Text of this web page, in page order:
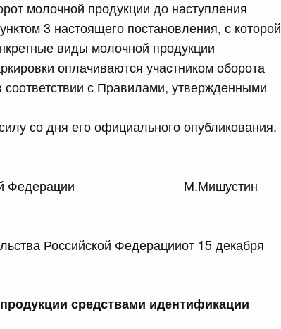
молочной продукции до наступления
3 настоящего постановления, с которой
виды молочной продукции
оплачиваются участником оборота
с Правилами, утвержденными
со дня его официального опубликования.
Федерации М.Мишустин
Российской Федерацииот 15 декабря
средствами идентификации
Поиск по всем документам
Номер